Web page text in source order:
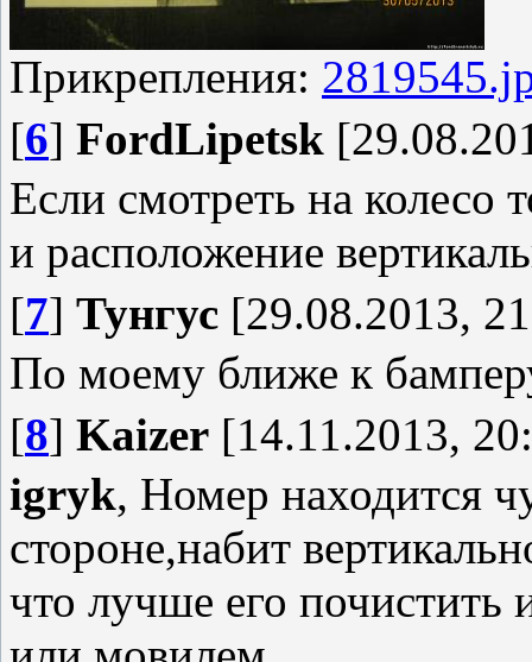
Прикрепления:
[6] FordLipetsk
Если смотреть на колесо
и расположение
[7] Тунгус [29.08.2013,
По моему ближе к
[8] Kaizer [14.11.2013,
igryk, Номер находится
стороне,набит
что лучше его почистить